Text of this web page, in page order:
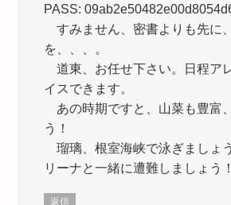
PASS:
すみません、密書よりも先に
を、、、。
道東、お任せ下さい。日程ア
イスできます。
あの時期ですと、山菜も豊富
う！
瑠璃、根室海峡で泳ぎましょ
リーナと一緒に遭難しましょう！
返信